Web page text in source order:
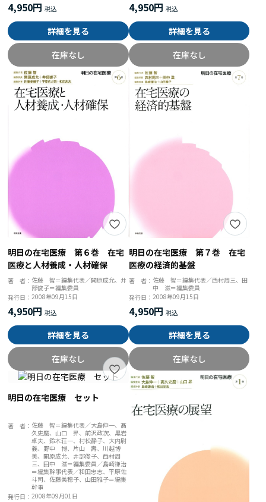
4,950円
詳細を見る
在庫なし
4,950円
詳細を見る
在庫なし
明日の在宅医療 第６巻 在宅
医療と人材養成・人材確保
著 者：佐藤 智＝編集代表／開原成允、井
部俊子＝編集委員
発行日：2008年09月15日
4,950円
詳細を見る
在庫なし
明日の在宅医療 第７巻 在宅
医療の経済的基盤
著 者： 佐藤 智＝編集代表／西村周三、田
中 滋＝編集委員
発行日： 2008年09月15日
4,950円
詳細を見る
在庫なし
明日の在宅医療 セット
著 者：佐藤 智＝編集代表／大島伸一、髙
久史麿、山口 昇、前沢政次、黒岩
卓夫、鈴木荘一、村松静子、大内尉
義、野中 博、片山 壽、川越博
美、開原成允、井部俊子、西村周
三、田中 滋＝編集委員／島崎謙治
＝編集幹事代表／和田忠志、平原佐
斗司、佐藤美穂子、山田雅子＝編集
幹事
発行日：2008年09月01日